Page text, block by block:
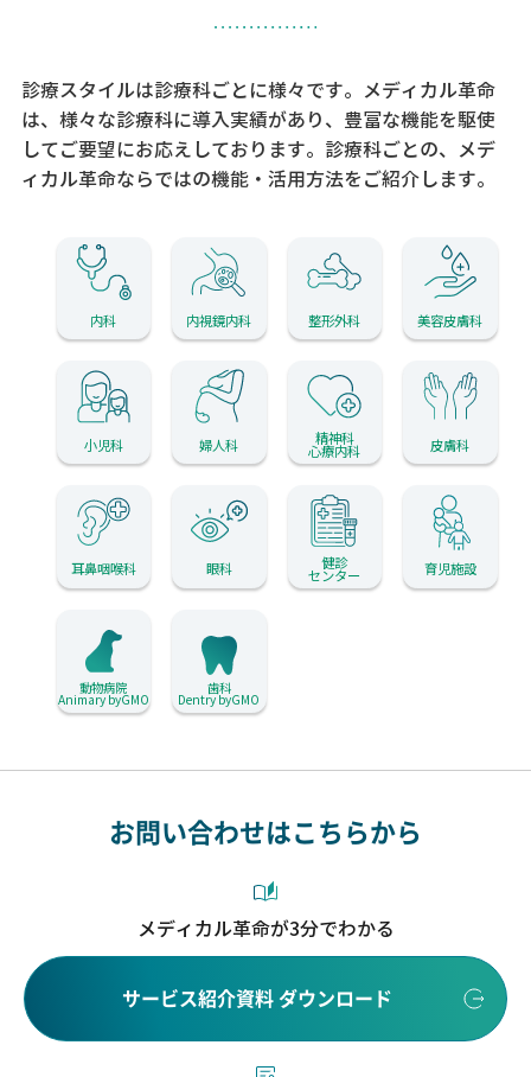
診療スタイルは診療科ごとに様々です。メディカル革命
は、様々な診療科に導入実績があり、 豊富な機能を駆使
してご要望にお応えしております。 診療科ごとの、メデ
ィカル革命ならではの機能・活用方法をご紹介します。
内科 内視鏡内科 整形外科 美容皮膚科
小児科 婦人科 精神科
心療内科 皮膚科
耳鼻咽喉科 眼科 健診
センター 育児施設
動物病院
Animary byGMO
歯科
Dentry byGMO
お問い合わせはこちらから
メディカル革命が3分でわかる
サービス紹介資料 ダウンロード